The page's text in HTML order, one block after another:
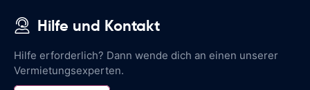
Hilfe und Kontakt
Hilfe erforderlich? Dann wende dich an einen unserer
Vermietungsexperten.